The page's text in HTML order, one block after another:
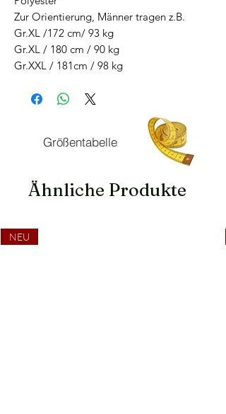
Zur Orientierung, Männer tragen z.B.
Gr.XL /172 cm/ 93 kg
Gr.XL / 180 cm / 90 kg
Gr.XXL / 181cm / 98 kg
Größentabelle
Ähnliche Produkte
NEU